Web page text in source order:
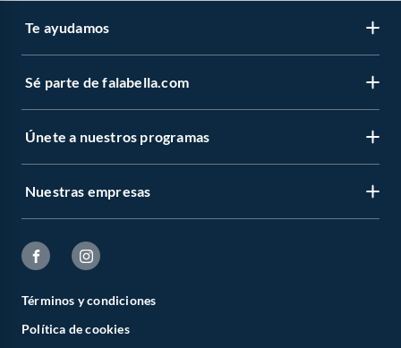
Te ayudamos
Sé parte de falabella.com
Únete a nuestros programas
Nuestras empresas
Términos y condiciones
Política de cookies